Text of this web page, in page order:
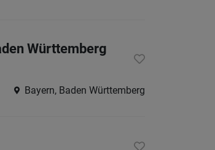
Württemberg
Bayern, Baden Württemberg